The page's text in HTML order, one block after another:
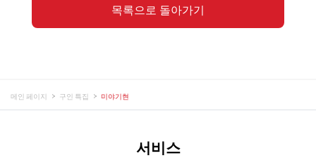
목록으로 돌아가기
메인 페이지 구인 특집 미야기현
서비스